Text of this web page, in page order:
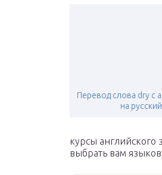
Перевод слова dry с
на русский
курсы
выбрать вам